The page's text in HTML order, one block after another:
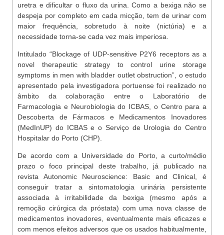
uretra e dificultar o fluxo da urina. Como a bexiga não se
despeja por completo em cada micção, tem de urinar com
maior frequência, sobretudo à noite (nictúria) e a
necessidade torna-se cada vez mais imperiosa.
Intitulado “Blockage of UDP-sensitive P2Y6 receptors as a
novel therapeutic strategy to control urine storage
symptoms in men with bladder outlet obstruction”, o estudo
apresentado pela investigadora portuense foi realizado no
âmbito da colaboração entre o Laboratório de
Farmacologia e Neurobiologia do ICBAS, o Centro para a
Descoberta de Fármacos e Medicamentos Inovadores
(MedInUP) do ICBAS e o Serviço de Urologia do Centro
Hospitalar do Porto (CHP).
De acordo com a Universidade do Porto, a curto/médio
prazo o foco principal deste trabalho, já publicado na
revista Autonomic Neuroscience: Basic and Clinical, é
conseguir tratar a sintomatologia urinária persistente
associada à irritabilidade da bexiga (mesmo após a
remoção cirúrgica da próstata) com uma nova classe de
medicamentos inovadores, eventualmente mais eficazes e
com menos efeitos adversos que os usados habitualmente,